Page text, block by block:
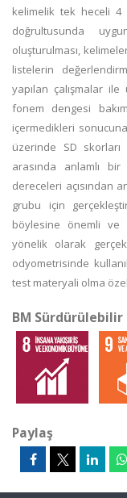
kelimelik tek heceli
doğrultusunda
oluşturulması,
listelerin
yapılan çalışmalar
fonem dengesi
içermedikleri
üzerinde SD
arasında anlamlı
dereceleri açısından
grubu için
böylesine önemli ve
yönelik olarak
odyometrisinde
test materyali olma
BM Sürdürülebilir
Paylaş